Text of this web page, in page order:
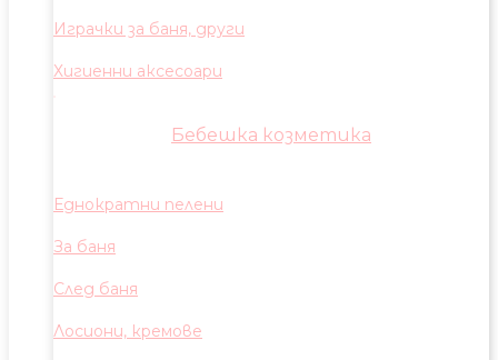
Играчки за баня, други
Хигиенни аксесоари
Бебешка козметика
Еднократни пелени
За баня
След баня
Лосиони, кремове